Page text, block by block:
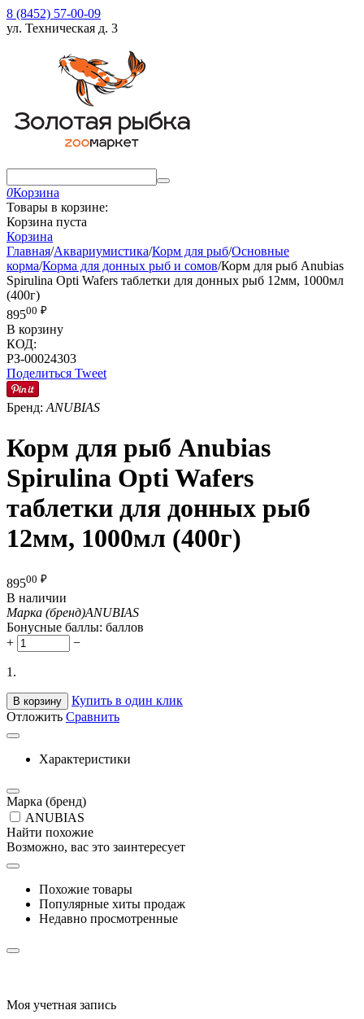
8 (8452) 57-00-09
ул. Техническая д. 3
0Корзина
Товары в корзине:
Корзина пуста
Корзина
Главная/Аквариумистика/Корм для рыб/Основные
корма/Корма для донных рыб и сомов/Корм для рыб Anubias
Spirulina Opti Wafers таблетки для донных рыб 12мм, 1000мл
(400г)
89500 ₽
В корзину
КОД:
РЗ-00024303
Поделиться Tweet
Бренд: ANUBIAS
Корм для рыб Anubias
Spirulina Opti Wafers
таблетки для донных рыб
12мм, 1000мл (400г)
89500 ₽
В наличии
Марка (бренд)ANUBIAS
Бонусные баллы: баллов
+
−
1.
В корзину
Купить в один клик
Отложить Сравнить
Характеристики
Марка (бренд)
ANUBIAS
Найти похожие
Возможно, вас это заинтересует
Похожие товары
Популярные хиты продаж
Недавно просмотренные
Моя учетная запись